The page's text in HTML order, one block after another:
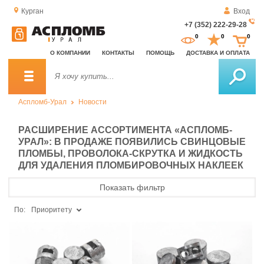
Курган
Вход
+7 (352) 222-29-28
О КОМПАНИИ КОНТАКТЫ ПОМОЩЬ ДОСТАВКА И ОПЛАТА
0 0 0
Аспломб-Урал Новости
РАСШИРЕНИЕ АССОРТИМЕНТА «АСПЛОМБ-
УРАЛ»: В ПРОДАЖЕ ПОЯВИЛИСЬ СВИНЦОВЫЕ
ПЛОМБЫ, ПРОВОЛОКА-СКРУТКА И ЖИДКОСТЬ
ДЛЯ УДАЛЕНИЯ ПЛОМБИРОВОЧНЫХ НАКЛЕЕК
Показать фильтр
По: Приоритету